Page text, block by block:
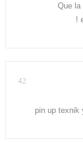
?Que
42
pin up texnik